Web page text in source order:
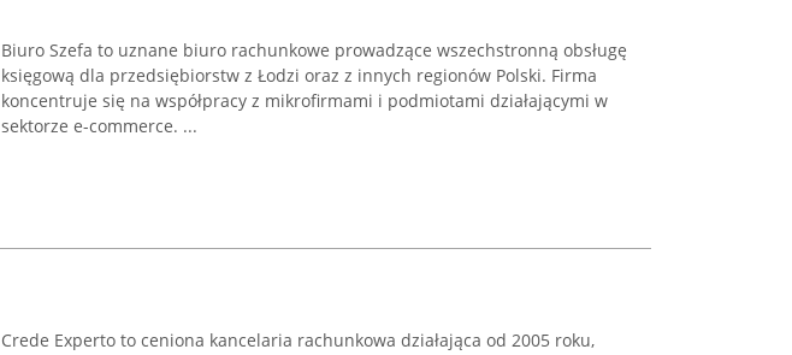
Biuro Szefa to uznane biuro rachunkowe prowadzące wszechstronną obsługę
księgową dla przedsiębiorstw z Łodzi oraz z innych regionów Polski. Firma
koncentruje się na współpracy z mikrofirmami i podmiotami działającymi w
sektorze e-commerce. ...
Crede Experto to ceniona kancelaria rachunkowa działająca od 2005 roku,